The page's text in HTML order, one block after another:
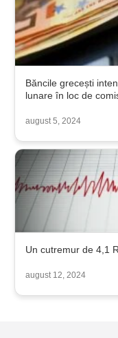
Băncile grecești
lunare în loc de
august 5, 2024
Un cutremur de 4,1
august 12, 2024